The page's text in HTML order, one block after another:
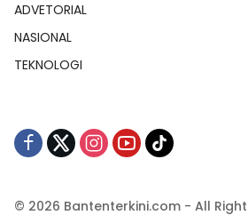
ADVETORIAL
NASIONAL
TEKNOLOGI
© 2026 Bantenterkini.com - All